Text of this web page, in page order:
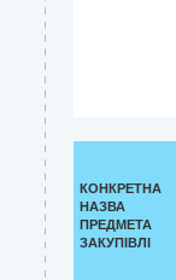
КОНКРЕТНА
НАЗВА
ПРЕДМЕТА
ЗАКУПІВЛІ